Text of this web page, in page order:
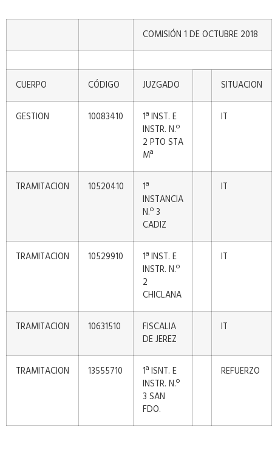
COMISIÓN 1 DE OCTUBRE 2018
CUERPO CÓDIGO JUZGADO SITUACION
GESTION 10083410
1ª INST. E
INSTR. N.º
2 PTO STA
Mª
IT
TRAMITACION 10520410
1ª
INSTANCIA
N.º 3
CADIZ
IT
TRAMITACION 10529910
1ª INST. E
INSTR. N.º
2
CHICLANA
IT
TRAMITACION 10631510
FISCALIA
DE JEREZ
IT
TRAMITACION 13555710
1ª ISNT. E
INSTR. N.º
3 SAN
FDO.
REFUERZO